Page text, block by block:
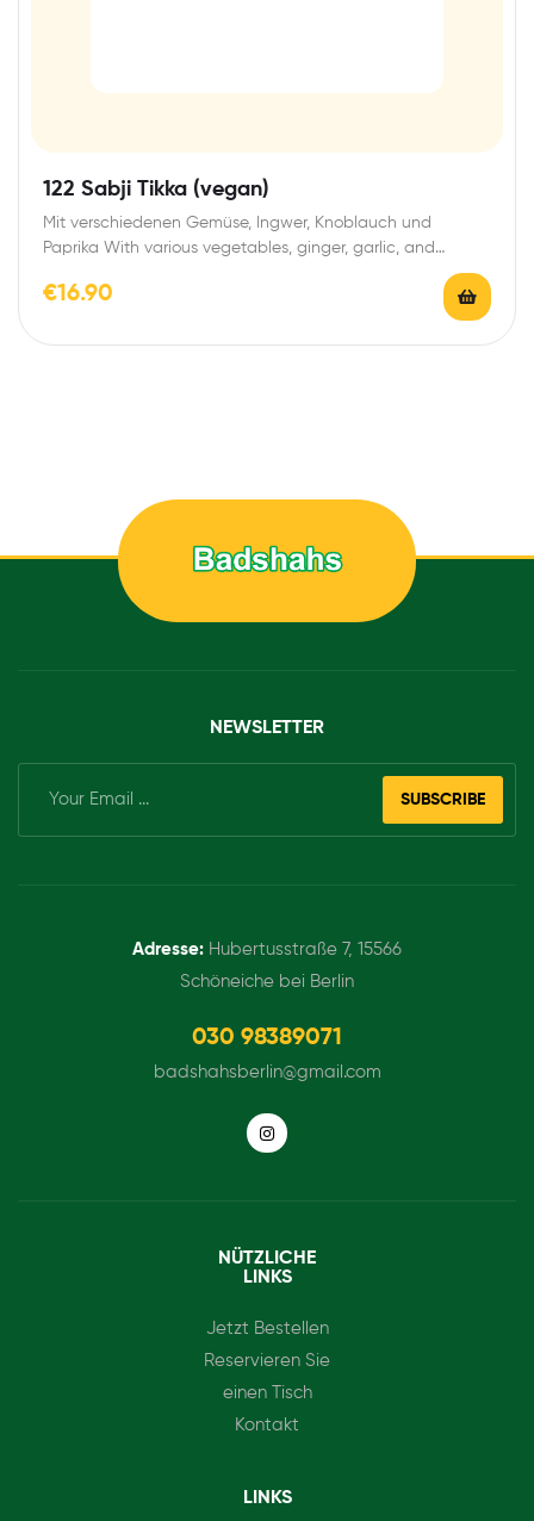
122 Sabji Tikka (vegan)
Mit verschiedenen Gemüse, Ingwer, Knoblauch und
Paprika With various vegetables, ginger, garlic, and
€16.90
NEWSLETTER
SUBSCRIBE
Adresse: Hubertusstraße 7, 15566
Schöneiche bei Berlin
030 98389071
badshahsberlin@gmail.com
NÜTZLICHE
LINKS
Jetzt Bestellen
Reservieren Sie
einen Tisch
Kontakt
LINKS